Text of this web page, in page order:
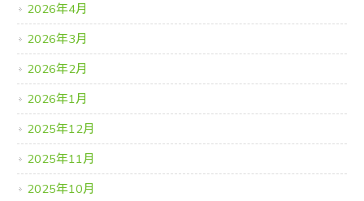
2026年4月
2026年3月
2026年2月
2026年1月
2025年12月
2025年11月
2025年10月